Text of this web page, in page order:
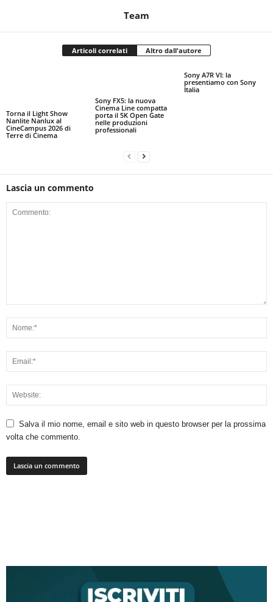
Team
Articoli correlati Altro dall'autore
Torna il Light Show
Nanlite Nanlux al
CineCampus 2026 di
Terre di Cinema
Sony FX5: la nuova
Cinema Line compatta
porta il 5K Open Gate
nelle produzioni
professionali
Sony A7R VI: la
presentiamo con Sony
Italia
Lascia un commento
Salva il mio nome, email e sito web in questo browser per la prossima
volta che commento.